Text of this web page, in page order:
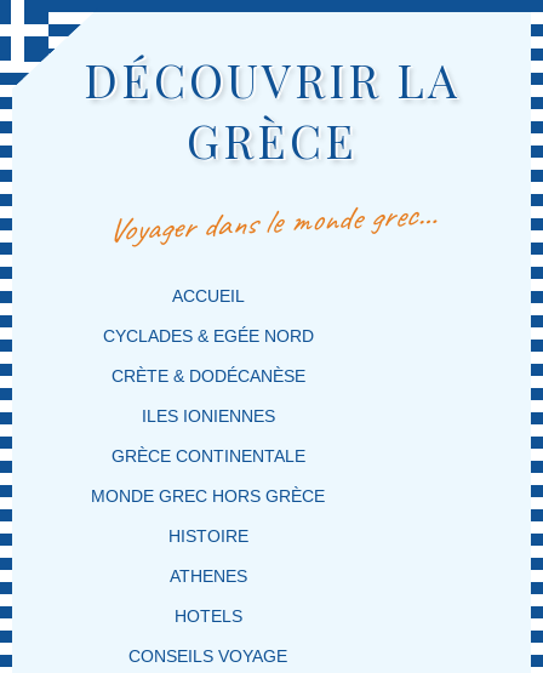
DÉCOUVRIR LA
GRÈCE
Voyager dans le monde grec…
MENU PRINCIPAL
MASQUER LA NAVIGATION PRINCIPALE
MASQUER LA NAVIGATION SECONDAIRE
ACCUEIL
CYCLADES & EGÉE NORD
CRÈTE & DODÉCANÈSE
ILES IONIENNES
GRÈCE CONTINENTALE
MONDE GREC HORS GRÈCE
HISTOIRE
ATHENES
HOTELS
CONSEILS VOYAGE